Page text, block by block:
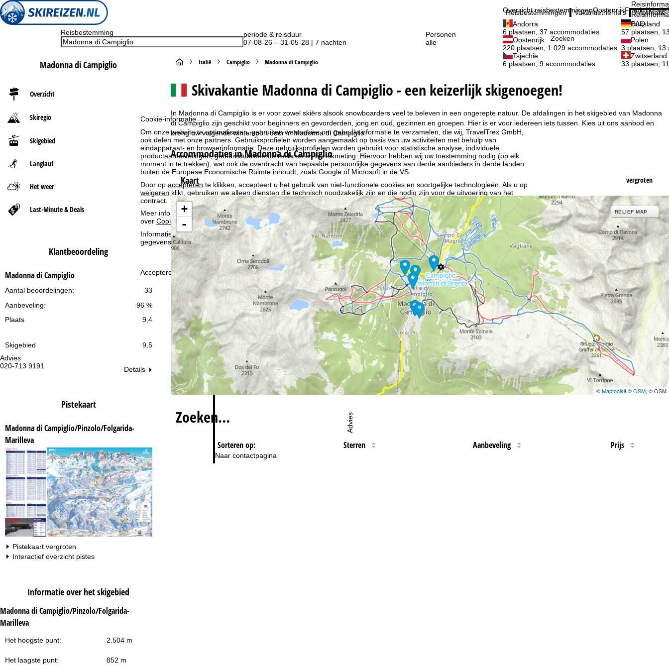
Cookie-informatie
Om onze website te optimaliseren, gebruiken we cookies om gebruiksinformatie te verzamelen, die wij, TravelTrex GmbH,
ook delen met onze partners. Gebruiksprofielen worden aangemaakt op basis van uw activiteiten met behulp van
eindapparaat- en browserinformatie. Deze gebruiksprofielen worden gebruikt voor statistische analyse, individuele
productaanbevelingen, geïndividualiseerde reclame en bereikmeting. Hiervoor hebben wij uw toestemming nodig (op elk
moment in te trekken), wat ook de overdracht van bepaalde persoonlijke gegevens aan derde aanbieders in derde landen
buiten de Europese Economische Ruimte inhoudt, zoals Google of Microsoft in de VS.
Door op accepteren te klikken, accepteert u het gebruik van niet-functionele cookies en soortgelijke technologieën. Als u op
weigeren klikt, gebruiken we alleen diensten die technisch noodzakelijk zijn en die nodig zijn voor de uitvoering van het
contract.
Meer informatie over het gebruik van cookies en de mogelijkheid om uw instellingen te wijzigen, vindt u in de informatie
over Cookie-Policy.
Informatie over de verantwoordelijke vind je in hetImpressum. Informatie over de doeleinden en jouw rechten omtrent
gegevensbescherming vind je onzePrivacy Policy.
Accepteren
Advies
020-713 9191
Openingstijden
ma-do:
09:00-17:00
vr:
09:00-14:00
za-zo:
gesloten
Naar contactpagina
Advies
Reisbestemmingen
Overzicht reisbestemmingenOostenrijkFrankrijkItalië
Andorra
6 plaatsen, 37 accommodaties
Duitsland
57 plaatsen,
Oostenrijk
220 plaatsen, 1.029 accommodaties
Polen
3 plaatsen, 13
Tsjechië
6 plaatsen, 9 accommodaties
Zwitserland
33 plaatsen,
Vakantiethema's Informatie
FAQ
Reisbestemming
periode & reisduur
07-08-26 – 31-05-28 | 7 nachten
Personen
alle
Zoeken
Madonna di Campiglio
Overzicht
Skiregio
Skigebied
Langlauf
Het weer
Last-Minute & Deals
Klantbeoordeling
Madonna di Campiglio
33
Aantal beoordelingen:
96 %
Aanbeveling:
Plaats
9,4
Skigebied 9,5
Details
Pistekaart
Madonna di Campiglio/Pinzolo/Folgarida-
Marilleva
Pistekaart vergroten
Interactief overzicht pistes
Informatie over het skigebied
Madonna di Campiglio/Pinzolo/Folgarida-
Marilleva
Het hoogste punt: 2.504 m
Het laagste punt: 852 m
S
t
r
t
p
a
g
i
n
a
Italië Campiglio Madonna di Campiglio
Skivakantie Madonna di Campiglio - een keizerlijk skigenoegen!
In Madonna di Campiglio is er voor zowel skiërs alsook snowboarders veel te beleven in een ongerepte natuur. De afdalingen in het skigebied van Madonna
di Campiglio zijn geschikt voor beginners en gevorderden, jong en oud, gezinnen en groepen. Hier is er voor iedereen iets tussen. Kies uit ons aanbod en
breng uw volgende wintersport door in Madonna di Campiglio.
Accommodaties in Madonna di Campiglio
Kaart vergroten
+
-
RELIEF MAP
©Maptoolkit©OSM, © OSM
Zoeken…
Sorteren op: Sterren Aanbeveling Prijs